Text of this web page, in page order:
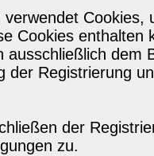
verwendet
Cookies enthalten
ausschließlich dem
der Registrierung
der
zu.